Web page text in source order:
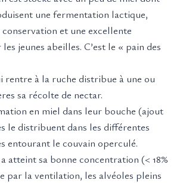
une fermentation lactique,
et une excellente
jeunes abeilles. C’est le « pain des
rentre à la ruche distribue à une ou
sa récolte de nectar.
en miel dans leur bouche (ajout
le distribuent dans les différentes
entourant le couvain operculé.
atteint sa bonne concentration (< 18%
par la ventilation, les alvéoles pleins